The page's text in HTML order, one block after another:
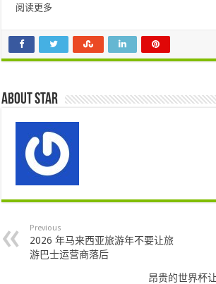
阅读更多
About star
Previous
2026 年马来西亚旅游年不要让旅
游巴士运营商落后
昂贵的世界杯